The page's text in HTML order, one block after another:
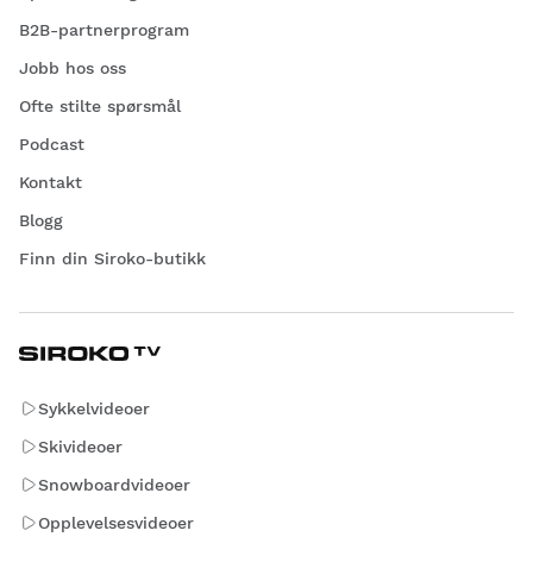
B2B-partnerprogram
Jobb hos oss
Ofte stilte spørsmål
Podcast
Kontakt
Blogg
Finn din Siroko-butikk
Sykkelvideoer
Skivideoer
Snowboardvideoer
Opplevelsesvideoer